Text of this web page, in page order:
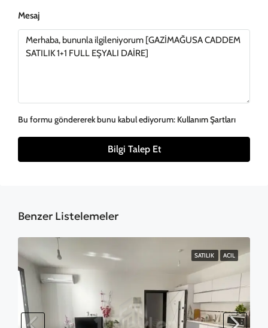
Mesaj
Bu formu göndererek bunu kabul ediyorum: Kullanım Şartları
Bilgi Talep Et
Benzer Listelemeler
SATILIK ACIL